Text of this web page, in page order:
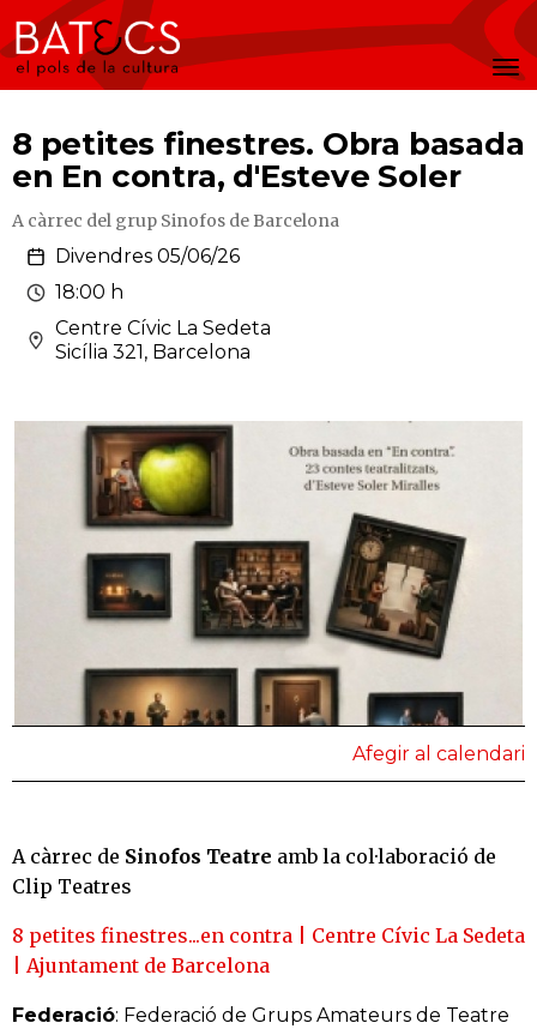
Batecs
Afegir al calendari
8 petites finestres. Obra basada
en En contra, d'Esteve Soler
A càrrec del grup Sinofos de Barcelona
Divendres 05/06/26
18:00 h
Centre Cívic La Sedeta
Sicília 321, Barcelona
A càrrec de Sinofos Teatre amb la col·laboració de
Clip Teatres
8 petites finestres...en contra | Centre Cívic La Sedeta
| Ajuntament de Barcelona
Federació: Federació de Grups Amateurs de Teatre